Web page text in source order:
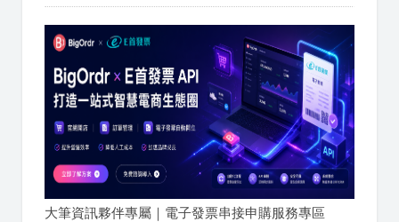
大筆資訊夥伴專屬｜電子發票串接申購服務專區